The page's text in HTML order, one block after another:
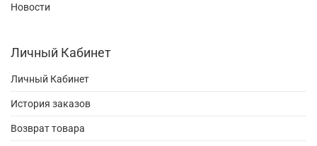
Новости
Личный Кабинет
Личный Кабинет
История заказов
Возврат товара